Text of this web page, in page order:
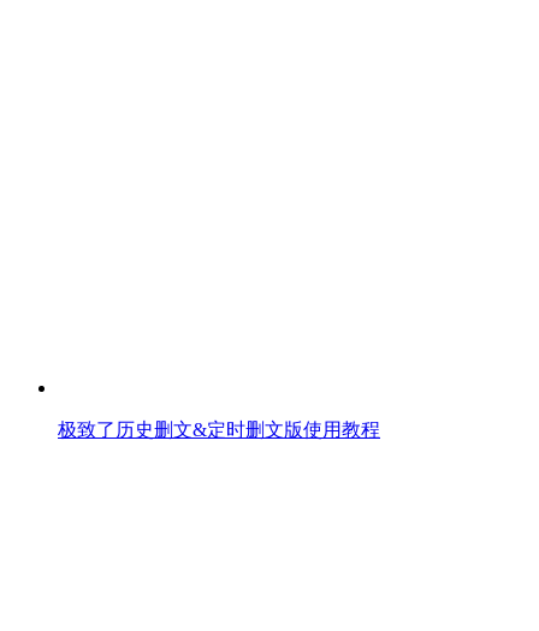
极致了历史删文&定时删文版使用教程